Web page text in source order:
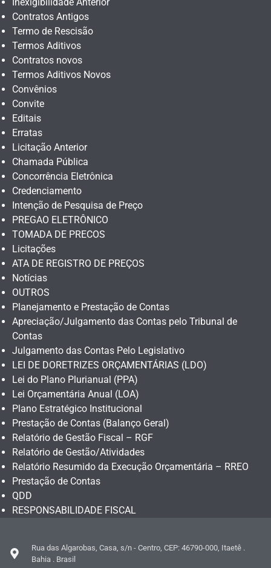
Contratos Antigos
Termo de Rescisão
Termos Aditivos
Contratos novos
Termos Aditivos Novos
Convênios
Convite
Editais
Erratas
Licitação Anterior
Chamada Pública
Concorrência Eletrônica
Credenciamento
Intenção de Pesquisa de Preço
PREGAO ELETRÔNICO
TOMADA DE PRECOS
Licitações
ATA DE REGISTRO DE PREÇOS
Notícias
OUTROS
Planejamento e Prestação de Contas
Apreciação/Julgamento das Contas pelo Tribunal de
Contas
Julgamento das Contas Pelo Legislativo
LEI DE DORETRIZES ORÇAMENTÁRIAS (LDO)
Lei do Plano Plurianual (PPA)
Lei Orçamentária Anual (LOA)
Plano Estratégico Institucional
Prestação de Contas (Balanço Geral)
Relatório de Gestão Fiscal – RGF
Relatório de Gestão/Atividades
Relatório Resumido da Execução Orçamentária – RREO
Prestação de Contas
QDD
RESPONSABILIDADE FISCAL
Rua das Algarobas, Casa, s/n - Centro, CEP: 46790-000, Itaetê .
Bahia . Brasil